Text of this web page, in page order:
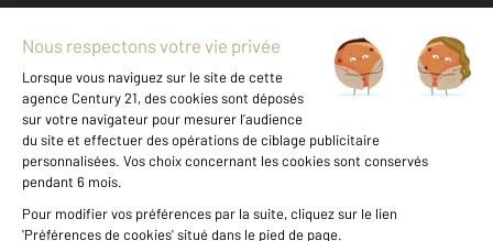
Mentions légales & CGU et Barèmes d'honoraires
Données personnelles
Gestionnaire des cookies
Achat appartement autour de MELUN (77000)